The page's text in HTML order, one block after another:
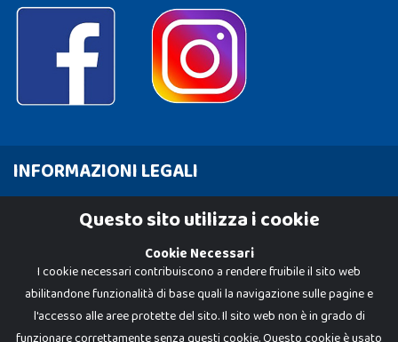
INFORMAZIONI LEGALI
Cookie PolicyQuesto sito utilizza i cookie
Cookie Necessari
I cookie necessari contribuiscono a rendere fruibile il sito web
abilitandone funzionalità di base quali la navigazione sulle pagine e
l'accesso alle aree protette del sito. Il sito web non è in grado di